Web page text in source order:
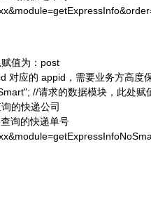
值为：post
对应的 appid，需要业务方高度
//请求的数据模块，此处赋
的快递公司
询的快递单号